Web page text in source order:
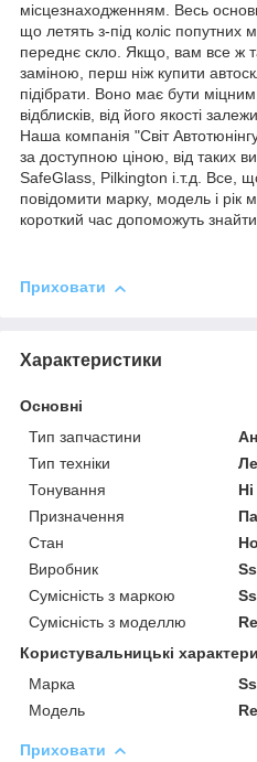
місцезнаходженням. Весь
що летять з-під коліс
переднє скло. Якщо, вам все ж
заміною, перш ніж купити
підібрати. Воно має бути
відблисків, від його якості
Наша компанія "Світ
за доступною ціною, від таких
SafeGlass, Pilkington і.т.д. Все,
повідомити марку, модель і рік
короткий час допоможуть
Приховати
Характеристики
Основні
Тип запчастини
Тип техніки
Тонування
Ні
Призначення
Стан
Виробник
Сумісність з маркою
Сумісність з моделлю
Користувальницькі
Марка
Модель
Приховати